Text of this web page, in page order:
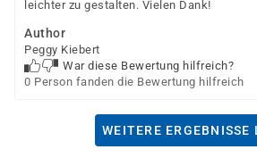
leichter zu gestalten. Vielen Dank!
Author
Peggy Kiebert
War diese Bewertung hilfreich?
0 Person fanden die Bewertung hilfreich
WEITERE ERGEBNISSE